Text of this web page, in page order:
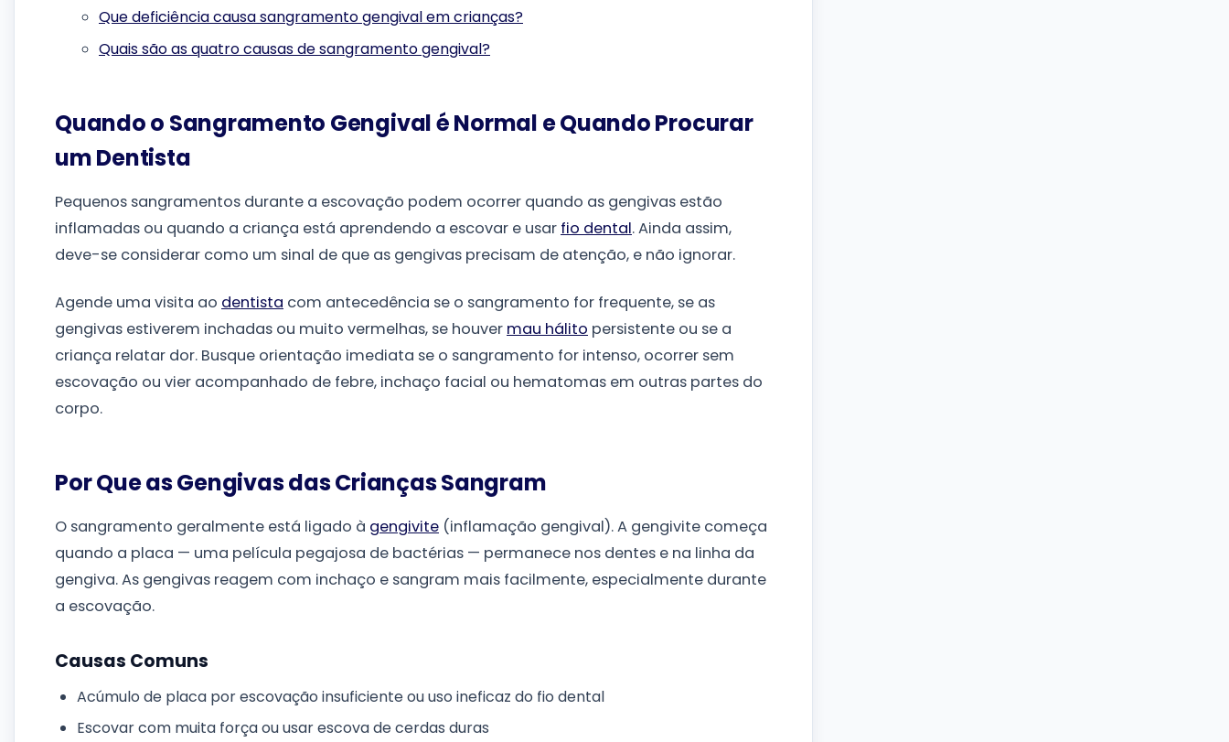
Que deficiência causa sangramento gengival em crianças?
Quais são as quatro causas de sangramento gengival?
Quando o Sangramento Gengival é Normal e Quando Procurar
um Dentista
Pequenos sangramentos durante a escovação podem ocorrer quando as gengivas estão
inflamadas ou quando a criança está aprendendo a escovar e usar fio dental. Ainda assim,
deve-se considerar como um sinal de que as gengivas precisam de atenção, e não ignorar.
Agende uma visita ao dentista com antecedência se o sangramento for frequente, se as
gengivas estiverem inchadas ou muito vermelhas, se houver mau hálito persistente ou se a
criança relatar dor. Busque orientação imediata se o sangramento for intenso, ocorrer sem
escovação ou vier acompanhado de febre, inchaço facial ou hematomas em outras partes do
corpo.
Por Que as Gengivas das Crianças Sangram
O sangramento geralmente está ligado à gengivite (inflamação gengival). A gengivite começa
quando a placa — uma película pegajosa de bactérias — permanece nos dentes e na linha da
gengiva. As gengivas reagem com inchaço e sangram mais facilmente, especialmente durante
a escovação.
Causas Comuns
Acúmulo de placa por escovação insuficiente ou uso ineficaz do fio dental
Escovar com muita força ou usar escova de cerdas duras